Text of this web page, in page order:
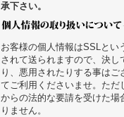
承下さい。
お客様の個人情報はSSLとい
されて送られますので、決し
り、悪用されたりする事はご
てご利用くださいませ。ただ
からの法的な要請を受けた場
りません。